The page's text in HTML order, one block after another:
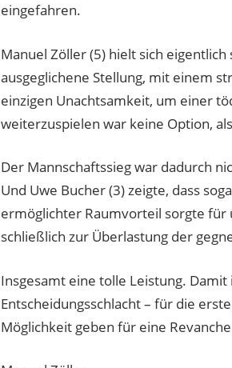
eingefahren.
Manuel Zöller (5) hielt sich
ausgeglichene Stellung, mit einem
einzigen Unachtsamkeit, um einer
weiterzuspielen war keine Option,
Der Mannschaftssieg war dadurch
Und Uwe Bucher (3) zeigte, dass
ermöglichter Raumvorteil sorgte für
schließlich zur Überlastung der
Insgesamt eine tolle Leistung.
Entscheidungsschlacht – für die
Möglichkeit geben für eine